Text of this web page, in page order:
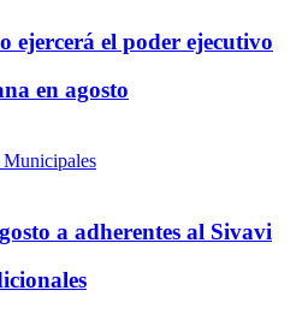
ejercerá el poder ejecutivo
en agosto
a adherentes al Sivavi